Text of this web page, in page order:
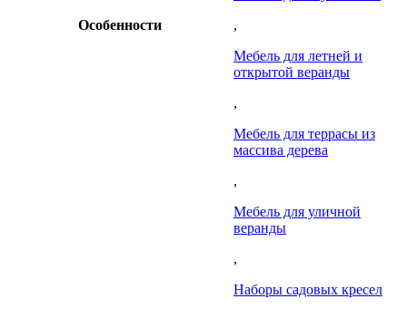
Особенности
,
Мебель для летней и
открытой веранды
,
Мебель для террасы из
массива дерева
,
Мебель для уличной
веранды
,
Наборы садовых кресел